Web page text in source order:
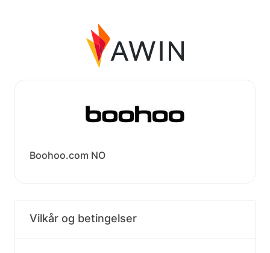
Boohoo.com NO
Vilkår og betingelser